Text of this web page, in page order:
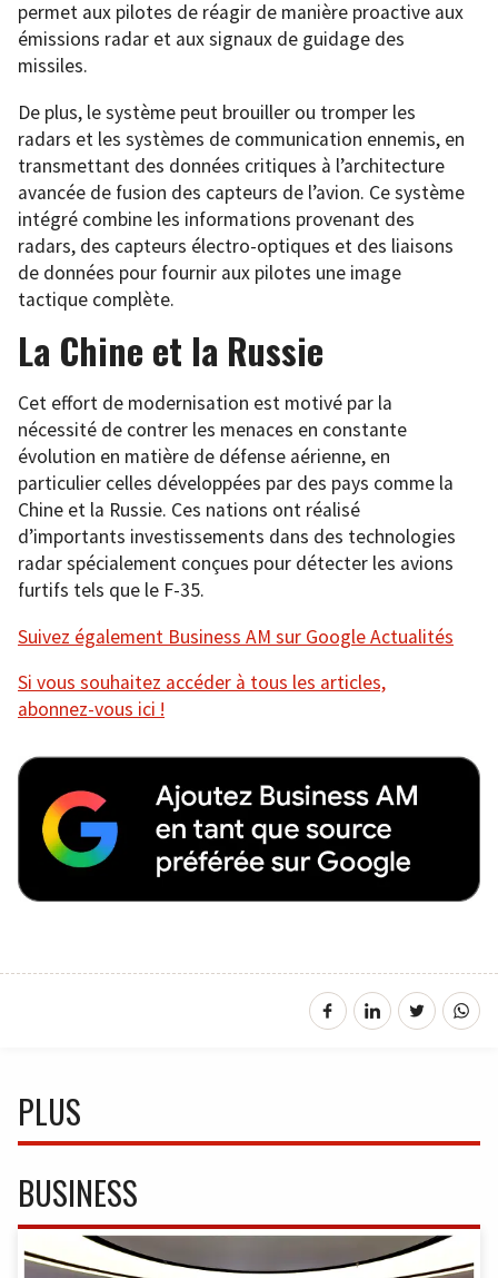
permet aux pilotes de réagir de manière proactive aux
émissions radar et aux signaux de guidage des
missiles.
De plus, le système peut brouiller ou tromper les
radars et les systèmes de communication ennemis, en
transmettant des données critiques à l’architecture
avancée de fusion des capteurs de l’avion. Ce système
intégré combine les informations provenant des
radars, des capteurs électro-optiques et des liaisons
de données pour fournir aux pilotes une image
tactique complète.
La Chine et la Russie
Cet effort de modernisation est motivé par la
nécessité de contrer les menaces en constante
évolution en matière de défense aérienne, en
particulier celles développées par des pays comme la
Chine et la Russie. Ces nations ont réalisé
d’importants investissements dans des technologies
radar spécialement conçues pour détecter les avions
furtifs tels que le F-35.
Suivez également Business AM sur Google Actualités
Si vous souhaitez accéder à tous les articles,
abonnez-vous ici !
PLUS
BUSINESS